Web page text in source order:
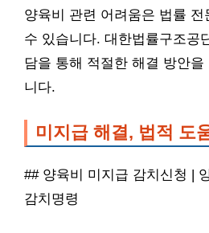
양육비 관련 어려움은 법률
수 있습니다. 대한법률구조공
담을 통해 적절한 해결 방안
니다.
미지급 해결, 법적 도
## 양육비 미지급 감치신청 |
감치명령